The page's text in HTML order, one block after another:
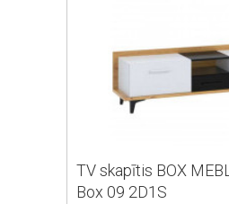
TV skapītis BOX
Box 09 2D1S